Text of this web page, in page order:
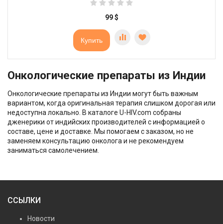
99 $
Купить
Онкологические препараты из Индии
Онкологические препараты из Индии могут быть важным
вариантом, когда оригинальная терапия слишком дорогая или
недоступна локально. В каталоге U-HIV.com собраны
дженерики от индийских производителей с информацией о
составе, цене и доставке. Мы помогаем с заказом, но не
заменяем консультацию онколога и не рекомендуем
заниматься самолечением.
ССЫЛКИ
Новости